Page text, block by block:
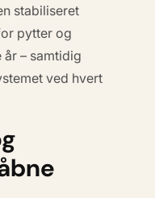
stabiliseret
pytter og
– samtidig
ved hvert